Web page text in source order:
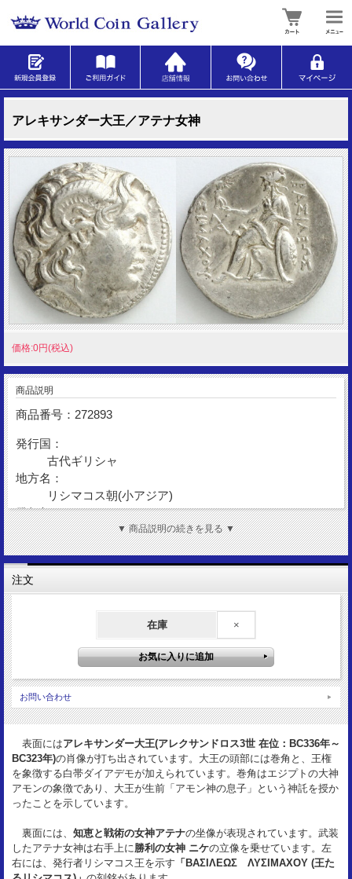
アレキサンダー大王／アテナ女神
価格:0円(税込)
商品説明
商品番号：272893
発行国：
古代ギリシャ
地方名：
リシマコス朝(小アジア)
発行年：
BC286-BC281
額 面：
テトラドラクマ
金 性：
アレキサンダー大王
アテナ女神坐像
サイズ：
28mm
16.86g
資 料：
Hirsch XII 193
状 態：
▼ 商品説明の続きを見る ▼
注文
在庫 ×
お問い合わせ
表面にはアレキサンダー大王(アレクサンドロス3世 在位：BC336年～
BC323年)の肖像が打ち出されています。大王の頭部には巻角と、王権
を象徴する白帯ダイアデモが加えられています。巻角はエジプトの大神
アモンの象徴であり、大王が生前「アモン神の息子」という神託を授か
ったことを示しています。
裏面には、 知恵と戦術の女神アテナの坐像が表現されています。武装
したアテナ女神は右手上に勝利の女神 ニケの立像を乗せています。左
右には、発行者リシマコス王を示す 「ΒΑΣΙΛΕΩΣ ΛΥΣΙΜΑΧΟΥ (王た